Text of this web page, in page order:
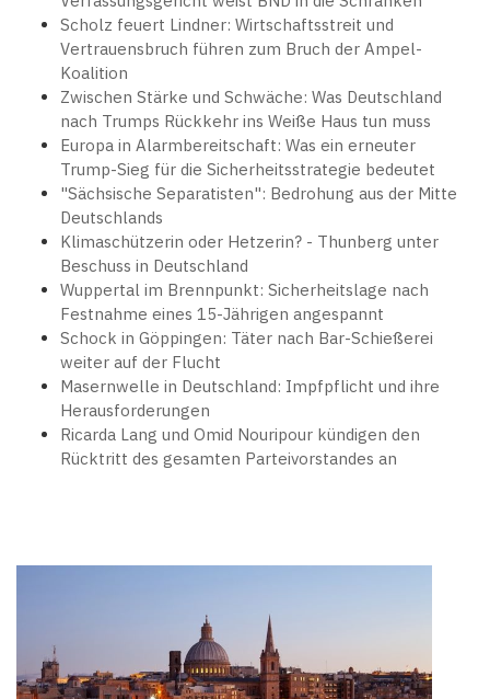
Scholz feuert Lindner: Wirtschaftsstreit und
Vertrauensbruch führen zum Bruch der Ampel-
Koalition
Zwischen Stärke und Schwäche: Was Deutschland
nach Trumps Rückkehr ins Weiße Haus tun muss
Europa in Alarmbereitschaft: Was ein erneuter
Trump-Sieg für die Sicherheitsstrategie bedeutet
"Sächsische Separatisten": Bedrohung aus der Mitte
Deutschlands
Klimaschützerin oder Hetzerin? - Thunberg unter
Beschuss in Deutschland
Wuppertal im Brennpunkt: Sicherheitslage nach
Festnahme eines 15-Jährigen angespannt
Schock in Göppingen: Täter nach Bar-Schießerei
weiter auf der Flucht
Masernwelle in Deutschland: Impfpflicht und ihre
Herausforderungen
Ricarda Lang und Omid Nouripour kündigen den
Rücktritt des gesamten Parteivorstandes an